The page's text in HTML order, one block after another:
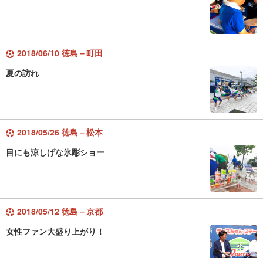
2018/06/10 徳島－町田
夏の訪れ
2018/05/26 徳島－松本
目にも涼しげな氷彫ショー
2018/05/12 徳島－京都
女性ファン大盛り上がり！